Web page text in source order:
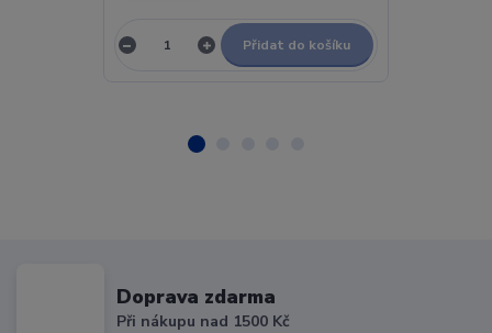
Přidat do košíku
Doprava zdarma
Při nákupu nad 1500 Kč